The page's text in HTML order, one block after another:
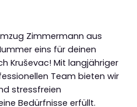
Zimmermann aus
eins für deinen
Kruševac! Mit langjähriger
Team bieten wir
stressfreien
Bedürfnisse erfüllt.